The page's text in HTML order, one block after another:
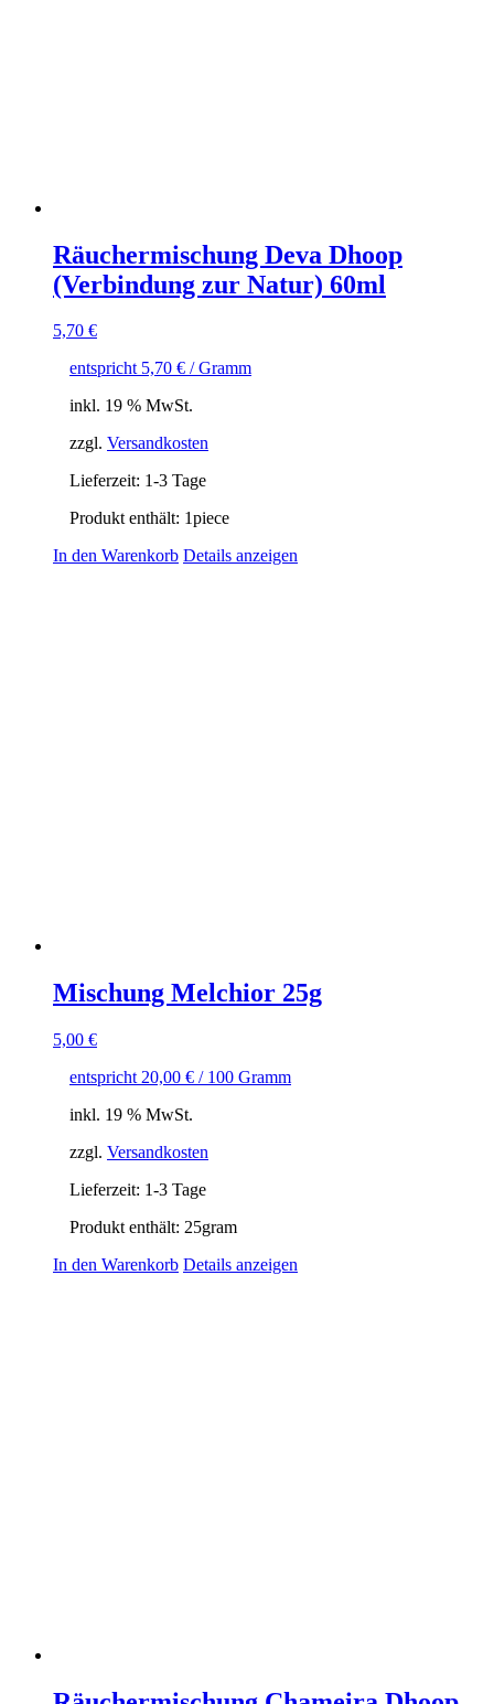
Räuchermischung Deva Dhoop
(Verbindung zur Natur) 60ml
5,70 €
entspricht 5,70 € / Gramm
inkl. 19 % MwSt.
zzgl. Versandkosten
Lieferzeit: 1-3 Tage
Produkt enthält: 1piece
In den Warenkorb Details anzeigen
Mischung Melchior 25g
5,00 €
entspricht 20,00 € / 100 Gramm
inkl. 19 % MwSt.
zzgl. Versandkosten
Lieferzeit: 1-3 Tage
Produkt enthält: 25gram
In den Warenkorb Details anzeigen